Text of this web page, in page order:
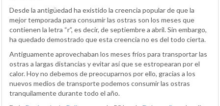
Desde la antigüedad ha existido la creencia popular de que la
mejor temporada para consumir las ostras son los meses que
contienen la letra “r”, es decir, de septiembre a abril. Sin embargo,
ha quedado demostrado que esta creencia no es del todo cierta.
Antiguamente aprovechaban los meses fríos para transportar las
ostras a largas distancias y evitar así que se estropearan por el
calor. Hoy no debemos de preocuparnos por ello, gracias a los
nuevos medios de transporte podemos consumir las ostras
tranquilamente durante todo el año.